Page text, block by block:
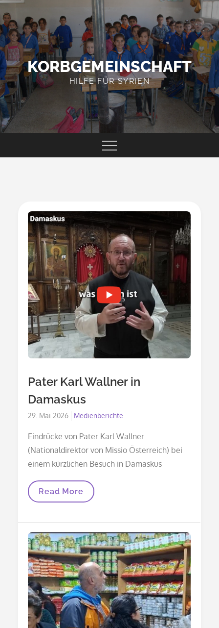
to
content
KORBGEMEINSCHAFT
HILFE FÜR SYRIEN
Pater Karl Wallner in
Damaskus
Posted
29. Mai 2026 Medienberichte
Eindrücke von Pater Karl Wallner
(Nationaldirektor von Missio Österreich) bei
einem kürzlichen Besuch in Damaskus
Pater
Karl
Damaskus
Read More